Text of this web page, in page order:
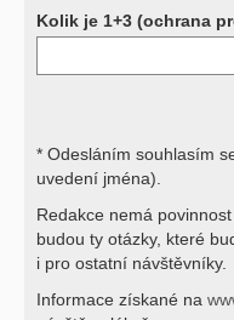
Kolik je 1+3 (ochrana
* Odesláním souhlasím
uvedení jména).
Redakce nemá
budou ty otázky, které
i pro ostatní návštěvníky.
Informace získané na